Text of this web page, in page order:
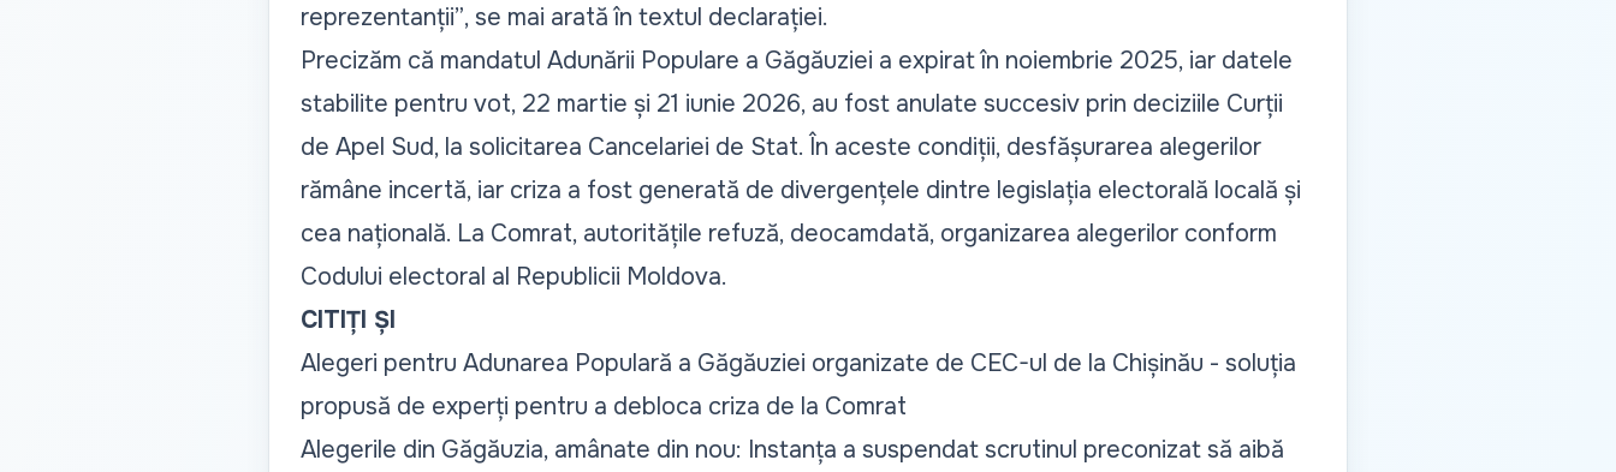
reprezentanții”, se mai arată în textul declarației.
Precizăm că mandatul Adunării Populare a Găgăuziei a expirat în noiembrie 2025, iar datele
stabilite pentru vot, 22 martie și 21 iunie 2026, au fost anulate succesiv prin deciziile Curții
de Apel Sud, la solicitarea Cancelariei de Stat. În aceste condiții, desfășurarea alegerilor
rămâne incertă, iar criza a fost generată de divergențele dintre legislația electorală locală și
cea națională. La Comrat, autoritățile refuză, deocamdată, organizarea alegerilor conform
Codului electoral al Republicii Moldova.
CITIȚI ȘI
Alegeri pentru Adunarea Populară a Găgăuziei organizate de CEC-ul de la Chișinău - soluția
propusă de experți pentru a debloca criza de la Comrat
Alegerile din Găgăuzia, amânate din nou: Instanța a suspendat scrutinul preconizat să aibă